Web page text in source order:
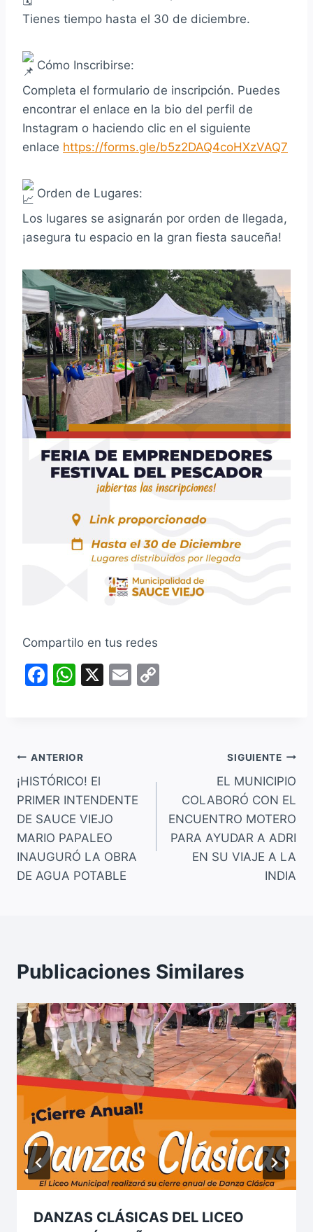
Tienes tiempo hasta el 30 de diciembre.
Cómo Inscribirse:
Completa el formulario de inscripción. Puedes
encontrar el enlace en la bio del perfil de
Instagram o haciendo clic en el siguiente
enlace https://forms.gle/b5z2DAQ4coHXzVAQ7
Orden de Lugares:
Los lugares se asignarán por orden de llegada,
¡asegura tu espacio en la gran fiesta sauceña!
Compartilo en tus redes
F
b
o
o
k
W
A
p
p
X
E
k
Navegación
de
entradas
ANTERIOR
¡HISTÓRICO! El
PRIMER INTENDENTE
DE SAUCE VIEJO
MARIO PAPALEO
INAUGURÓ LA OBRA
DE AGUA POTABLE
SIGUIENTE
EL MUNICIPIO
COLABORÓ CON EL
ENCUENTRO MOTERO
PARA AYUDAR A ADRI
EN SU VIAJE A LA
INDIA
Publicaciones Similares
DANZAS CLÁSICAS DEL LICEO